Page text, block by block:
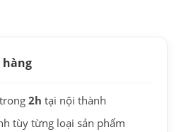
hàng
2h tại nội thành
tùy từng loại sản phẩm